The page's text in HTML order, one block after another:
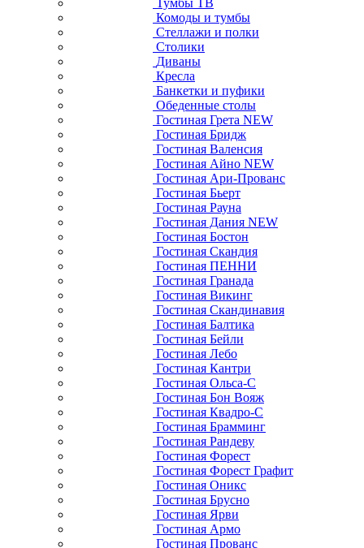
Комоды и тумбы
Стеллажи и полки
Столики
Диваны
Кресла
Банкетки и пуфики
Обеденные столы
Гостиная Грета NEW
Гостиная Бридж
Гостиная Валенсия
Гостиная Айно NEW
Гостиная Ари-Прованс
Гостиная Бьерт
Гостиная Рауна
Гостиная Дания NEW
Гостиная Бостон
Гостиная Скандия
Гостиная ПЕННИ
Гостиная Гранада
Гостиная Викинг
Гостиная Скандинавия
Гостиная Балтика
Гостиная Бейли
Гостиная Лебо
Гостиная Кантри
Гостиная Ольса-С
Гостиная Бон Вояж
Гостиная Квадро-С
Гостиная Брамминг
Гостиная Рандеву
Гостиная Форест
Гостиная Форест Графит
Гостиная Оникс
Гостиная Брусно
Гостиная Ярви
Гостиная Армо
Гостиная Прованс